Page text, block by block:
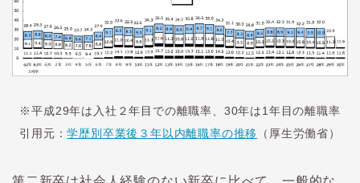
※平成29年は入社２年目での離職率、30年は1年目の離職率
引用元：学歴別卒業後３年以内離職率の推移 （厚生労働省）